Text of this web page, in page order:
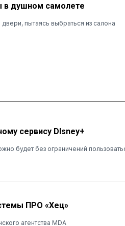
в душном самолете
пытаясь выбраться из салона
сервису DIsney+
будет без ограничений
ПРО «Хец»
агентства MDA